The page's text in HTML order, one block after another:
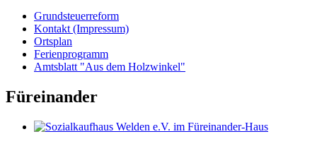
Grundsteuerreform
Kontakt (Impressum)
Ortsplan
Ferienprogramm
Amtsblatt "Aus dem Holzwinkel"
Füreinander